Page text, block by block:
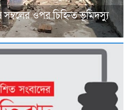
সম্বলের ওপর চিহ্নিত ভূমিদস্যু